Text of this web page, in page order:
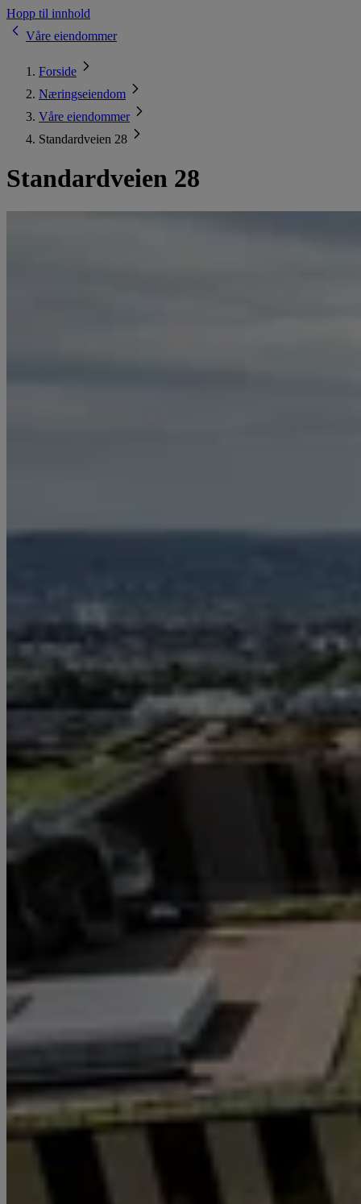
Hopp til innhold
Våre eiendommer
Forside
Næringseiendom
Våre eiendommer
Standardveien 28
Standardveien 28